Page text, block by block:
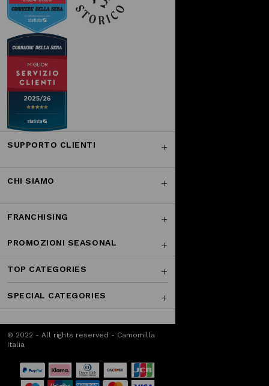
SUPPORTO CLIENTI
CHI SIAMO
FRANCHISING
PROMOZIONI SEASONAL
TOP CATEGORIES
SPECIAL CATEGORIES
© 2022 - All rights reserved - Camomilla
Italia